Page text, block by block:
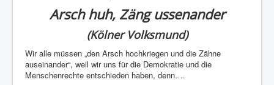
Arsch huh, Zäng ussenander
(Kölner Volksmund)
Wir alle müssen „den Arsch hochkriegen und die Zähne
auseinander“, weil wir uns für die Demokratie und die
Menschenrechte entschieden haben, denn….